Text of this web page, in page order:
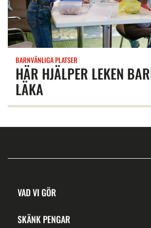
HÄR HJÄLPER LEKEN
LÄKA
BARNVÄNLIGA PLATSER
VAD VI GÖR
SKÄNK PENGAR